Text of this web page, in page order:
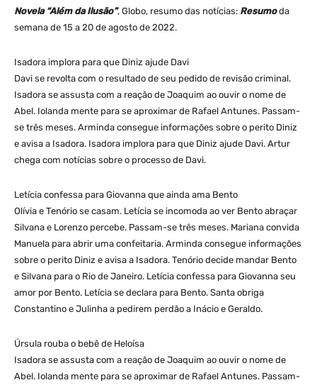
Novela “Além da Ilusão”, Globo, resumo das notícias: Resumoda
semana de 15 a 20 de agosto de 2022.
Isadora implora para que Diniz ajude Davi
Davi se revolta com o resultado de seu pedido de revisão criminal.
Isadora se assusta com a reação de Joaquim ao ouvir o nome de
Abel. Iolanda mente para se aproximar de Rafael Antunes. Passam-
se três meses. Arminda consegue informações sobre o perito Diniz
e avisa a Isadora. Isadora implora para que Diniz ajude Davi. Artur
chega com notícias sobre o processo de Davi.
Letícia confessa para Giovanna que ainda ama Bento
Olívia e Tenório se casam. Letícia se incomoda ao ver Bento abraçar
Silvana e Lorenzo percebe. Passam-se três meses. Mariana convida
Manuela para abrir uma confeitaria. Arminda consegue informações
sobre o perito Diniz e avisa a Isadora. Tenório decide mandar Bento
e Silvana para o Rio de Janeiro. Letícia confessa para Giovanna seu
amor por Bento. Letícia se declara para Bento. Santa obriga
Constantino e Julinha a pedirem perdão a Inácio e Geraldo.
Úrsula rouba o bebê de Heloísa
Isadora se assusta com a reação de Joaquim ao ouvir o nome de
Abel. Iolanda mente para se aproximar de Rafael Antunes. Passam-